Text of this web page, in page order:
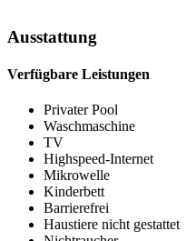
Ausstattung
Verfügbare Leistungen
Privater Pool
Waschmaschine
TV
Highspeed-Internet
Mikrowelle
Kinderbett
Barrierefrei
Haustiere nicht gestattet